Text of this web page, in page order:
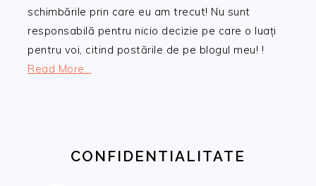
schimbările prin care eu am trecut! Nu sunt
responsabilă pentru nicio decizie pe care o luați
pentru voi, citind postările de pe blogul meu! !
Read More…
CONFIDENTIALITATE